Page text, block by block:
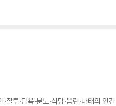
투·탐욕·분노·식탐·음란·나태의 인간